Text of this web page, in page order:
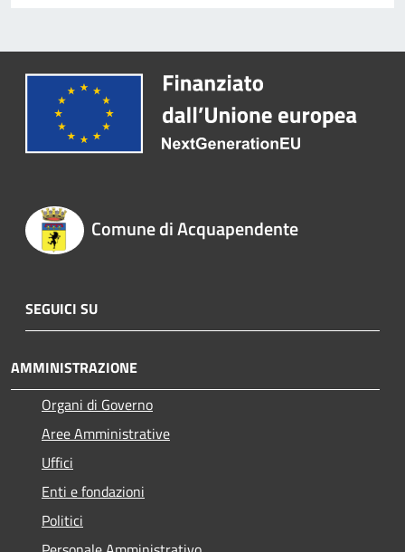
Comune di Acquapendente
SEGUICI SU
AMMINISTRAZIONE
Organi di Governo
Aree Amministrative
Uffici
Enti e fondazioni
Politici